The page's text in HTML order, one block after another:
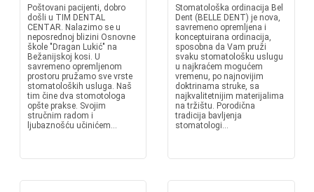
Poštovani pacijenti, dobro
došli u TIM DENTAL
CENTAR. Nalazimo se u
neposrednoj blizini Osnovne
škole "Dragan Lukić" na
Bežanijskoj kosi. U
savremeno opremljenom
prostoru pružamo sve vrste
stomatoloških usluga. Naš
tim čine dva stomotologa
opšte prakse. Svojim
stručnim radom i
ljubaznošću učinićem...
Stomatološka ordinacija Bel
Dent (BELLE DENT) je nova,
savremeno opremljena i
konceptuirana ordinacija,
sposobna da Vam pruži
svaku stomatološku uslugu
u najkraćem mogućem
vremenu, po najnovijim
doktrinama struke, sa
najkvalitetnijim materijalima
na tržištu. Porodična
tradicija bavljenja
stomatologi...